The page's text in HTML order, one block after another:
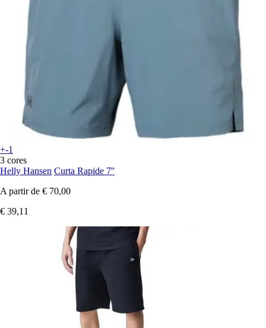
+-1
3 cores
Helly Hansen Curta Rapide 7''
A partir de € 70,00
€ 39,11